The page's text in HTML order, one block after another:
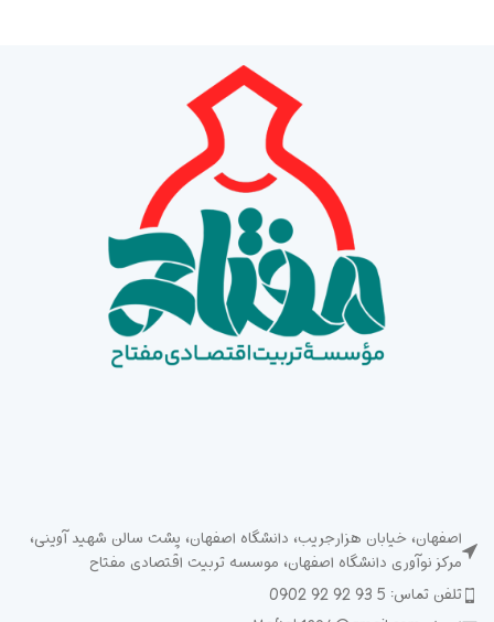
اصفهان، خیابان هزارجریب، دانشگاه اصفهان، پشت سالن شهید آوینی،
مرکز نوآوری دانشگاه اصفهان، موسسه تربیت اقتصادی مفتاح
تلفن تماس: 5 93 92 92 0902